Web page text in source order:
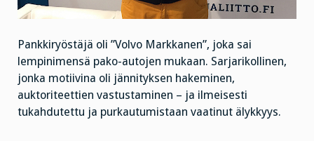
Pankkiryöstäjä oli ”Volvo Markkanen”, joka sai
lempinimensä pako-autojen mukaan. Sarjarikollinen,
jonka motiivina oli jännityksen hakeminen,
auktoriteettien vastustaminen – ja ilmeisesti
tukahdutettu ja purkautumistaan vaatinut älykkyys.